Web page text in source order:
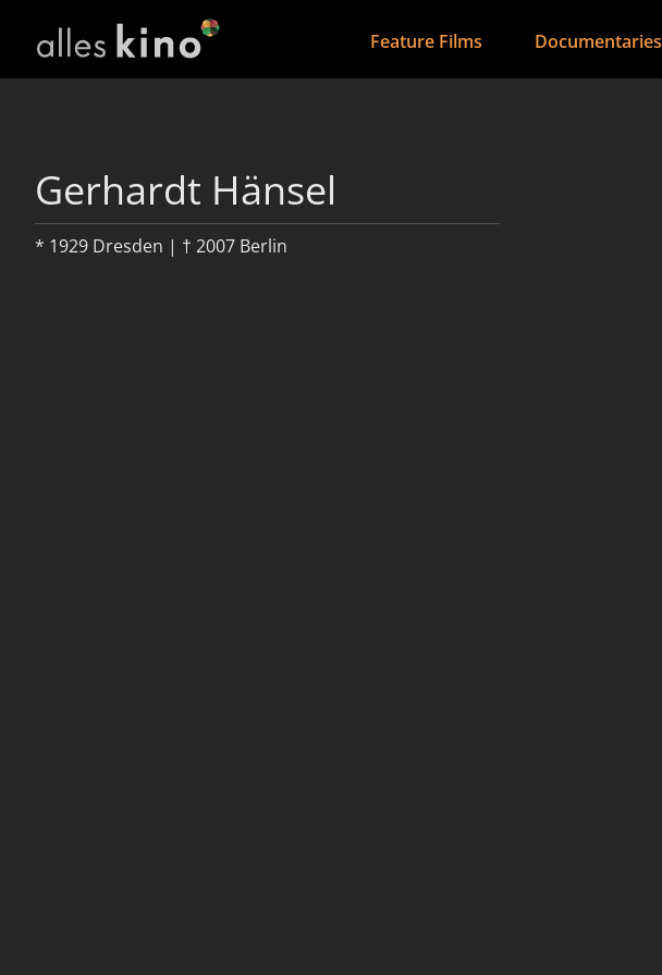
Feature Films Documentaries
Gerhardt Hänsel
* 1929 Dresden | † 2007 Berlin